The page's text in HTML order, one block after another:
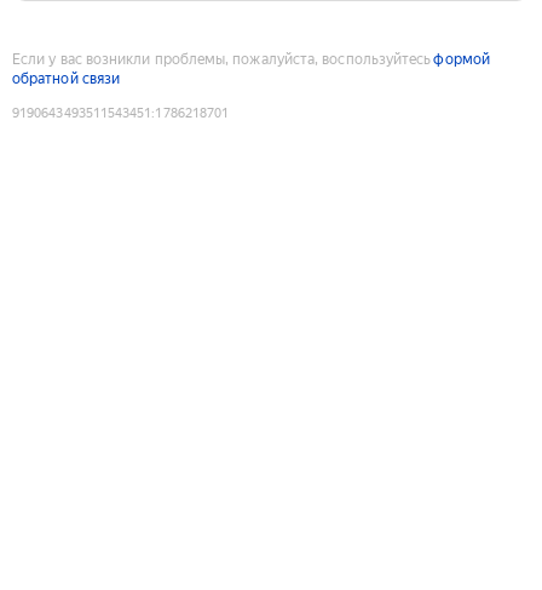
Если у вас возникли проблемы, пожалуйста, воспользуйтесьформой
обратной связи
9190643493511543451 :1786218701